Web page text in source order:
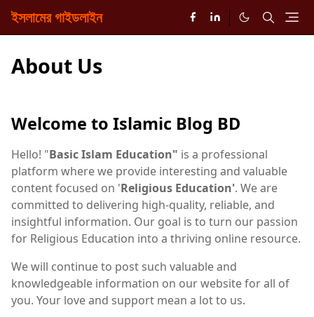
ইসলামের গাইডলাইন
About Us
Welcome to Islamic Blog BD
Hello! "BasicIslam Education" is a professional
platform where we provide interesting and valuable
content focused on 'Religious Education'. We are
committed to delivering high-quality, reliable, and
insightful information. Our goal is to turn our passion
for Religious Education into a thriving online resource.
We will continue to post such valuable and
knowledgeable information on our website for all of
you. Your love and support mean a lot to us.